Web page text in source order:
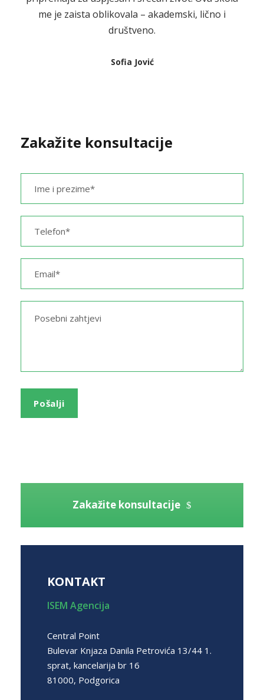
me je zaista oblikovala – akademski, lično i
društveno.
Sofia Jović
Zakažite konsultacije
Zakažite konsultacije
KONTAKT
ISEM Agencija
Central Point
Bulevar Knjaza Danila Petrovića 13/44 1.
sprat, kancelarija br 16
81000, Podgorica